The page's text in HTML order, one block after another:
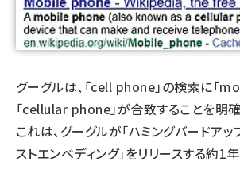
グーグルは、「cell phone」の検索に「
「cellular phone」が合致することを明
これは、グーグルが「ハミングバードアッ
ストエンベディング」をリリースする約1